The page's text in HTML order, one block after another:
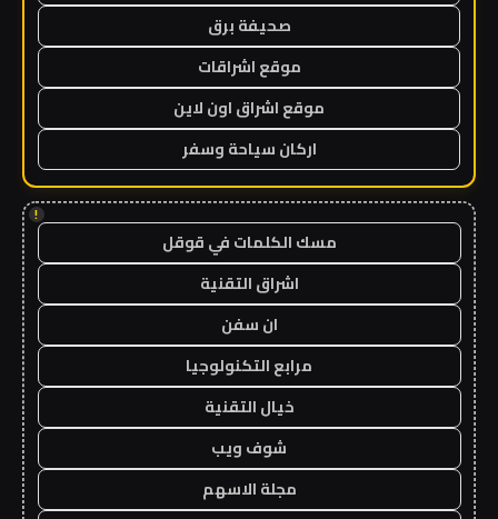
صحيفة برق
موقع اشراقات
موقع اشراق اون لاين
اركان سياحة وسفر
!
مسك الكلمات في قوقل
اشراق التقنية
ان سفن
مرابع التكنولوجيا
خيال التقنية
شوف ويب
مجلة الاسهم